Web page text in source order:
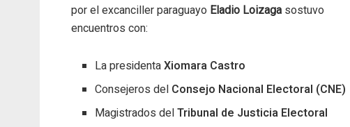
por el excanciller paraguayo Eladio Loizaga sostuvo
encuentros con:
La presidentaXiomara Castro
Consejeros del Consejo Nacional Electoral (CNE)
Magistrados delTribunal de Justicia Electoral